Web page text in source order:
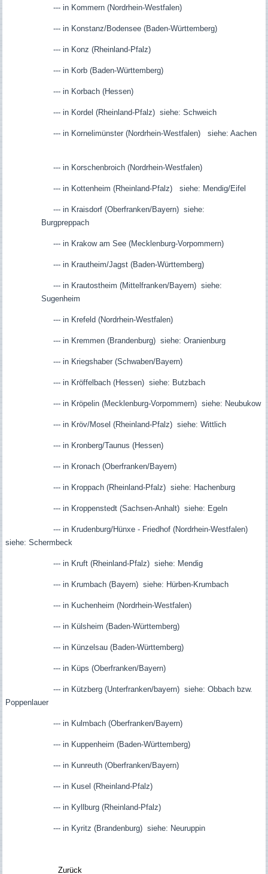
--- in Kommern (Nordrhein-Westfalen)
--- in Konstanz/Bodensee (Baden-Württemberg)
--- in Konz (Rheinland-Pfalz)
--- in Korb (Baden-Württemberg)
--- in Korbach (Hessen)
--- in Kordel (Rheinland-Pfalz) siehe: Schweich
--- in Kornelimünster (Nordrhein-Westfalen) siehe: Aachen
--- in Korschenbroich (Nordrhein-Westfalen)
--- in Kottenheim (Rheinland-Pfalz) siehe: Mendig/Eifel
--- in Kraisdorf (Oberfranken/Bayern) siehe:
Burgpreppach
--- in Krakow am See (Mecklenburg-Vorpommern)
--- in Krautheim/Jagst (Baden-Württemberg)
--- in Krautostheim (Mittelfranken/Bayern) siehe:
Sugenheim
--- in Krefeld (Nordrhein-Westfalen)
--- in Kremmen (Brandenburg) siehe: Oranienburg
--- in Kriegshaber (Schwaben/Bayern)
--- in Kröffelbach (Hessen) siehe: Butzbach
--- in Kröpelin (Mecklenburg-Vorpommern) siehe: Neubukow
--- in Kröv/Mosel (Rheinland-Pfalz) siehe: Wittlich
--- in Kronberg/Taunus (Hessen)
--- in Kronach (Oberfranken/Bayern)
--- in Kroppach (Rheinland-Pfalz) siehe: Hachenburg
--- in Kroppenstedt (Sachsen-Anhalt) siehe: Egeln
--- in Krudenburg/Hünxe - Friedhof (Nordrhein-Westfalen)
siehe: Schermbeck
--- in Kruft (Rheinland-Pfalz) siehe: Mendig
--- in Krumbach (Bayern) siehe: Hürben-Krumbach
--- in Kuchenheim (Nordrhein-Westfalen)
--- in Külsheim (Baden-Württemberg)
--- in Künzelsau (Baden-Württemberg)
--- in Küps (Oberfranken/Bayern)
--- in Kützberg (Unterfranken/bayern) siehe: Obbach bzw.
Poppenlauer
--- in Kulmbach (Oberfranken/Bayern)
--- in Kuppenheim (Baden-Württemberg)
--- in Kunreuth (Oberfranken/Bayern)
--- in Kusel (Rheinland-Pfalz)
--- in Kyllburg (Rheinland-Pfalz)
--- in Kyritz (Brandenburg) siehe: Neuruppin
Zurück